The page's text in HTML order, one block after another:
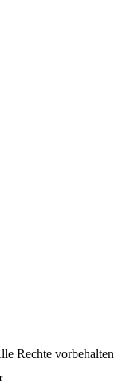
Rechte vorbehalten